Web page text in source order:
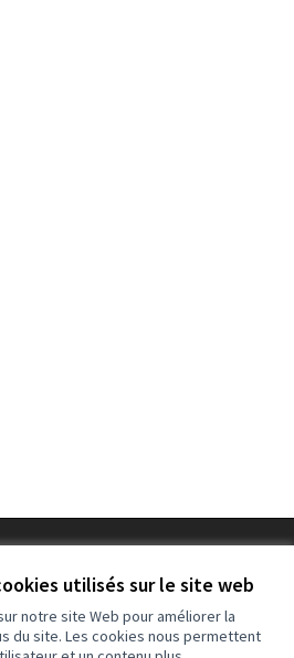
utilisés sur le site web
notre site Web pour améliorer la
du site. Les cookies nous permettent